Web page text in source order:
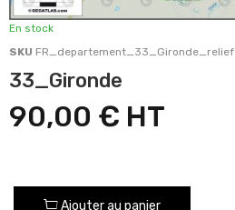
En stock
SKU FR_departement_33_Gironde_relief
33_Gironde
90,00 €
Ajouter au panier